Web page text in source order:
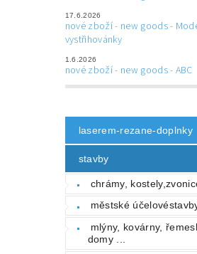
17.6.2026
nové zboží - new goods -
vystřihovánky
1.6.2026
nové zboží - new goods - ABC
laserem-rezane-doplnky
stavby
chrámy,
městské
mlýny, kovárny,
domy ...